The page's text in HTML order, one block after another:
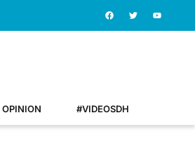
OPINION #VIDEOSDH